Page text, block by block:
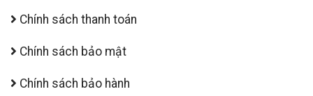
Chính sách thanh toán
Chính sách bảo mật
Chính sách bảo hành